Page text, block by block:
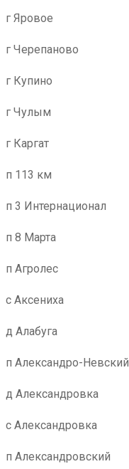
г Яровое
г Черепаново
г Купино
г Чулым
г Каргат
п 113 км
п 3 Интернационал
п 8 Марта
п Агролес
с Аксениха
д Алабуга
п Александро-Невский
д Александровка
с Александровка
п Александровский